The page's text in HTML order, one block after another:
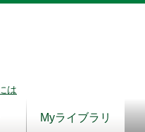
は
Myライブラリ